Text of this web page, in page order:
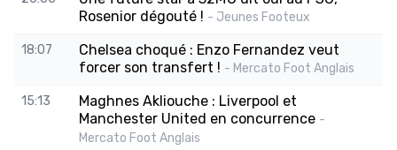
Rosenior dégouté ! - Jeunes Footeux
18:07
Chelsea choqué : Enzo Fernandez veut
forcer son transfert ! - Mercato Foot Anglais
15:13
Maghnes Akliouche : Liverpool et
Manchester United en concurrence -
Mercato Foot Anglais